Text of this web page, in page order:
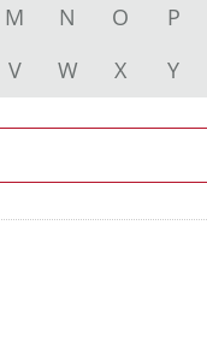
M N O P
V W X Y